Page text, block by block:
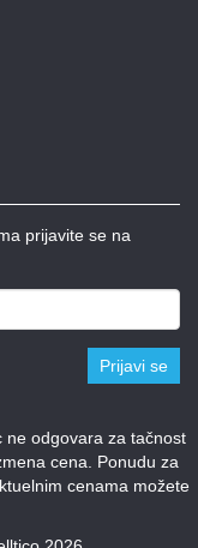
prijavite se na
Prijavi se
ne odgovara za tačnost
cena. Ponudu za
cenama možete